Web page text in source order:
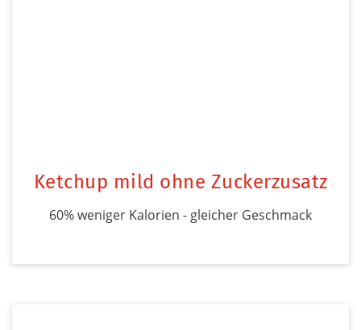
Ketchup mild ohne Zuckerzusatz
60% weniger Kalorien - gleicher Geschmack